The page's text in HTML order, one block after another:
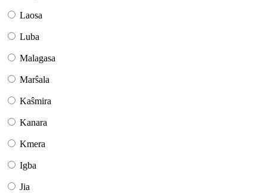
Laosa
Luba
Malagasa
Marŝala
Kaŝmira
Kanara
Kmera
Igba
Jia